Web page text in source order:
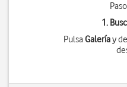
1.
PulsaGaleríay